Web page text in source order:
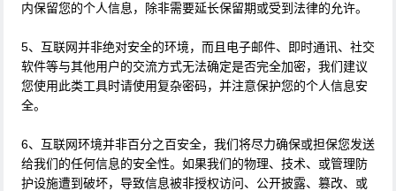
内保留您的个人信息，除非需要延长保留期或受到法律的允许。
5、互联网并非绝对安全的环境，而且电子邮件、即时通讯、社交
软件等与其他用户的交流方式无法确定是否完全加密，我们建议
您使用此类工具时请使用复杂密码，并注意保护您的个人信息安
全。
6、互联网环境并非百分之百安全，我们将尽力确保或担保您发送
给我们的任何信息的安全性。如果我们的物理、技术、或管理防
护设施遭到破坏，导致信息被非授权访问、公开披露、篡改、或